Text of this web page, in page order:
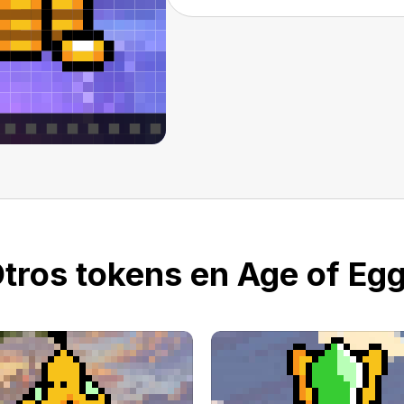
tokens en Age of